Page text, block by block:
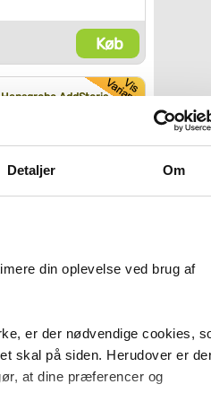
Detaljer Om
din oplevelse ved brug af
er der nødvendige cookies,
skal på siden. Herudover er
at dine præferencer og
Køb
Hansgrohe AddStoris
Hansgrohe AddStoris
pedalspand - Krom